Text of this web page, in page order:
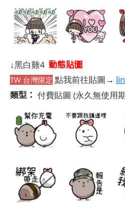
↓黑白雞4 動態貼圖
TW 台灣限定 點我前往貼圖→
類型： 付費貼圖 (永久無使用